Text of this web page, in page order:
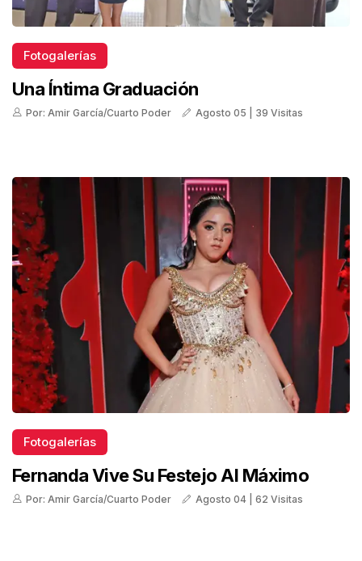
Fotogalerías
Una Íntima Graduación
Por: Amir García/Cuarto Poder Agosto 05 | 39 Visitas
Fotogalerías
Fernanda Vive Su Festejo Al Máximo
Por: Amir García/Cuarto Poder Agosto 04 | 62 Visitas